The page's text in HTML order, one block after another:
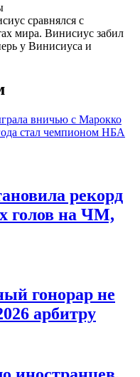
сравнялся с
мира. Винисиус забил
у Винисиуса и
вничью с Марокко
стал чемпионом НБА
рекорд
голов на ЧМ,
гонорар не
арбитру